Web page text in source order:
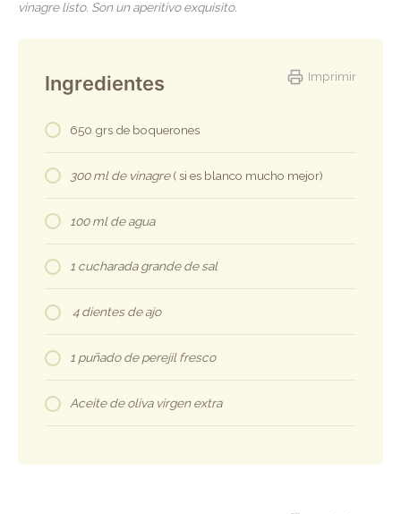
vinagre listo. Son un aperitivo exquisito.
Imprimir
Ingredientes
650 grs de boquerones
300 ml de vinagre( si es blanco mucho mejor)
100 ml de agua
1 cucharada grande de sal
4 dientes de ajo
1 puñado de perejil fresco
Aceite de oliva virgen extra